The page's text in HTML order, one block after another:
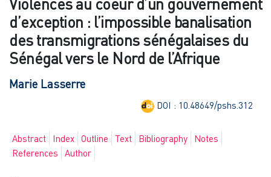
Violences au coeur d’un gouvernement
d’exception : l’impossible banalisation
des transmigrations sénégalaises du
Sénégal vers le Nord de l’Afrique
Marie Lasserre
DOI : 10.48649/pshs.312
Abstract Index Outline Text Bibliography
Notes
References
Author